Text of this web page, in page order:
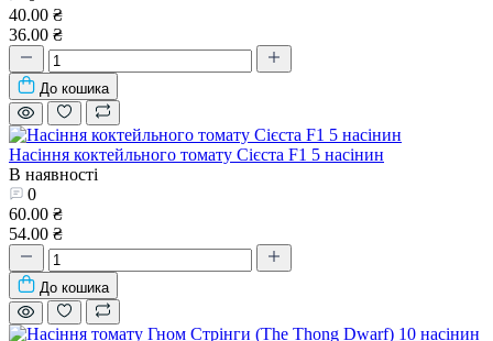
40.00 ₴
36.00 ₴
До кошика
Насіння коктейльного томату Сієста F1 5 насінин
В наявності
0
60.00 ₴
54.00 ₴
До кошика